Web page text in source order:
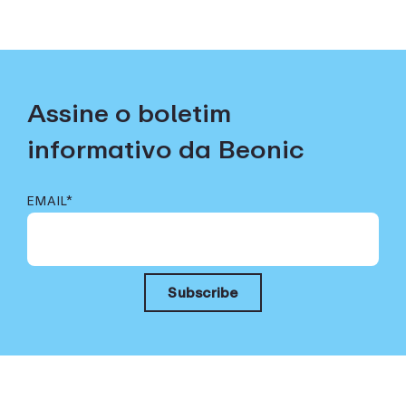
Assine o boletim
informativo da Beonic
EMAIL*